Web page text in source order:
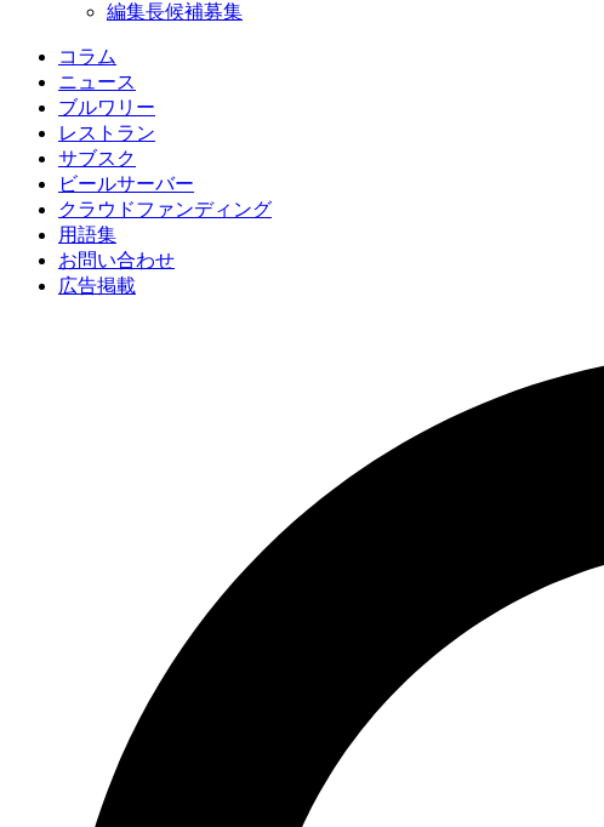
編集長候補募集
コラム
ニュース
ブルワリー
レストラン
サブスク
ビールサーバー
クラウドファンディング
用語集
お問い合わせ
広告掲載